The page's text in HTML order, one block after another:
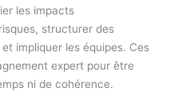
les impacts
structurer des
impliquer les équipes. Ces
expert pour être
ni de cohérence.